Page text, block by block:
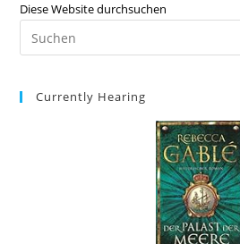
Diese Website durchsuchen
Currently Hearing